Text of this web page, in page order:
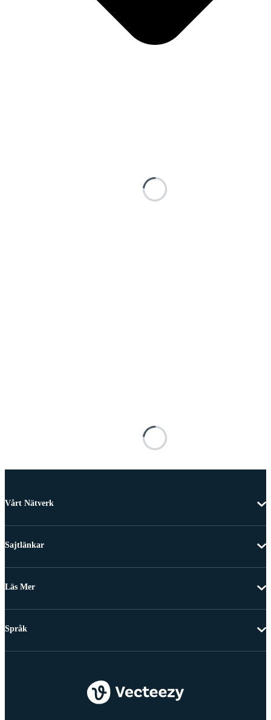
Vårt Nätverk
Sajtlänkar
Läs Mer
Språk